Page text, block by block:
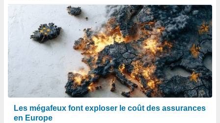
Les mégafeux font exploser le coût des assurances
en Europe